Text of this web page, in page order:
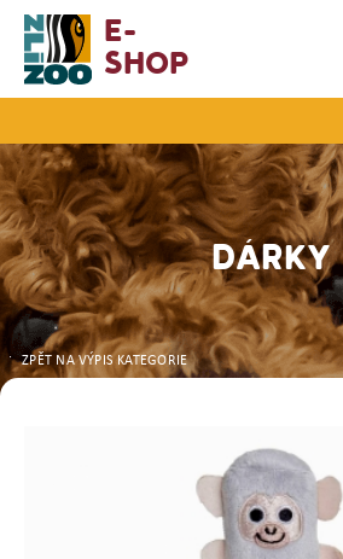
E-
Shop
DÁRKY
ZPĚT NA VÝPIS KATEGORIE